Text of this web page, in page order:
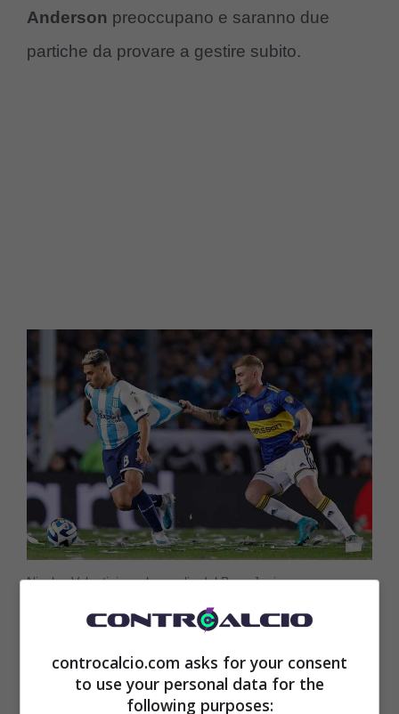
Anderson preoccupano e saranno due
partiche da provare a gestire subito.
Nicolas Valentini con la maglia del Boca Juniors
(controcalcio.com) – AnsaFoto
Intanto però qualcosa in entrata si muove. I
biancocelesti hanno in mano Emanuele
controcalcio.com asks for your consent
to use your personal data for the
following purposes: